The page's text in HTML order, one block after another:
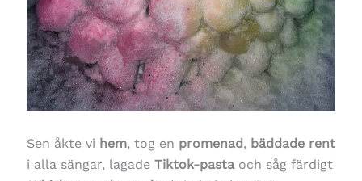
Sen åkte vi hem, tog en promenad, bäddade rent
i alla sängar, lagade Tiktok-pastaoch såg färdigt